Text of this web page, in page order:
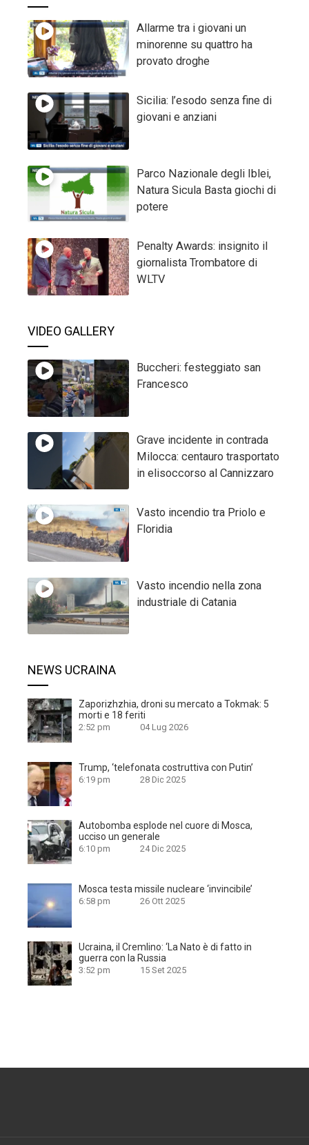
Allarme tra i giovani un
minorenne su quattro ha
provato droghe
Sicilia: l’esodo senza fine di
giovani e anziani
Parco Nazionale degli Iblei,
Natura Sicula Basta giochi di
potere
Penalty Awards: insignito il
giornalista Trombatore di
WLTV
VIDEO GALLERY
Buccheri: festeggiato san
Francesco
Grave incidente in contrada
Milocca: centauro trasportato
in elisoccorso al Cannizzaro
Vasto incendio tra Priolo e
Floridia
Vasto incendio nella zona
industriale di Catania
NEWS UCRAINA
Zaporizhzhia, droni su mercato a Tokmak: 5
morti e 18 feriti
2:52 pm 04 Lug 2026
Trump, ‘telefonata costruttiva con Putin’
6:19 pm 28 Dic 2025
Autobomba esplode nel cuore di Mosca,
ucciso un generale
6:10 pm 24 Dic 2025
Mosca testa missile nucleare ‘invincibile’
6:58 pm 26 Ott 2025
Ucraina, il Cremlino: ‘La Nato è di fatto in
guerra con la Russia
3:52 pm 15 Set 2025